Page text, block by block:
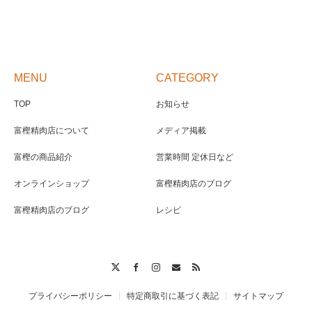
MENU
TOP
富樫精肉店について
富樫の商品紹介
オンラインショップ
富樫精肉店のブログ
CATEGORY
お知らせ
メディア掲載
営業時間 定休日など
富樫精肉店のブログ
レシピ
RSS
プライバシーポリシー 特定商取引に基づく表記 サイトマップ